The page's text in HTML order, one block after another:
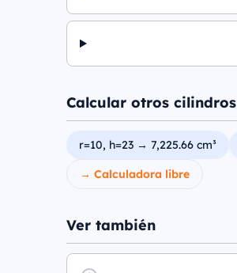
Calcular otros cilindros
r=10, h=23 → 7,225.66 cm³
→ Calculadora libre
Ver también